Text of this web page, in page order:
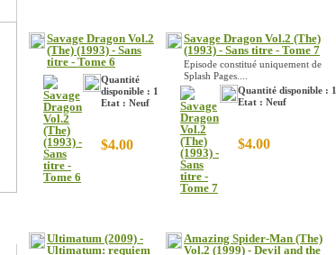
Savage Dragon Vol.2
(The) (1993) - Sans
titre - Tome 6
Quantité
disponible : 1
Etat : Neuf
$4.00
Savage Dragon Vol.2 (The)
(1993) - Sans titre - Tome 7
Episode constitué uniquement de
Splash Pages....
Quantité disponible : 1
Etat : Neuf
$4.00
Ultimatum (2009) -
Ultimatum: requiem
Amazing Spider-Man (The)
Vol.2 (1999) - Devil and the